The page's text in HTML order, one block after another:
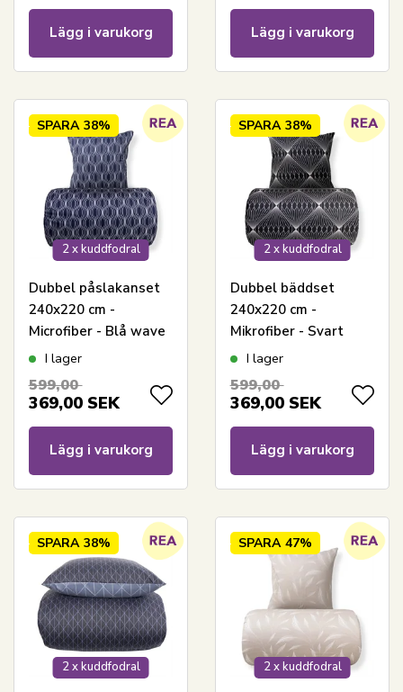
Lägg i varukorg Lägg i varukorg
2 x kuddfodral
SPARA 38%
Dubbel påslakanset
240x220 cm -
Microfiber - Blå wave
printI lager
599,00
369,00 SEK
Lägg i varukorg
2 x kuddfodral
SPARA 38%
Dubbel bäddset
240x220 cm -
Mikrofiber - Svart
diamantmönster
I lager
599,00
369,00 SEK
Lägg i varukorg
2 x kuddfodral
SPARA 38%
2 x kuddfodral
SPARA 47%